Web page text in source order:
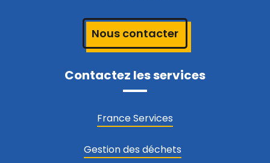
Nous contacter
Contactez les services
France Services
Gestion des déchets